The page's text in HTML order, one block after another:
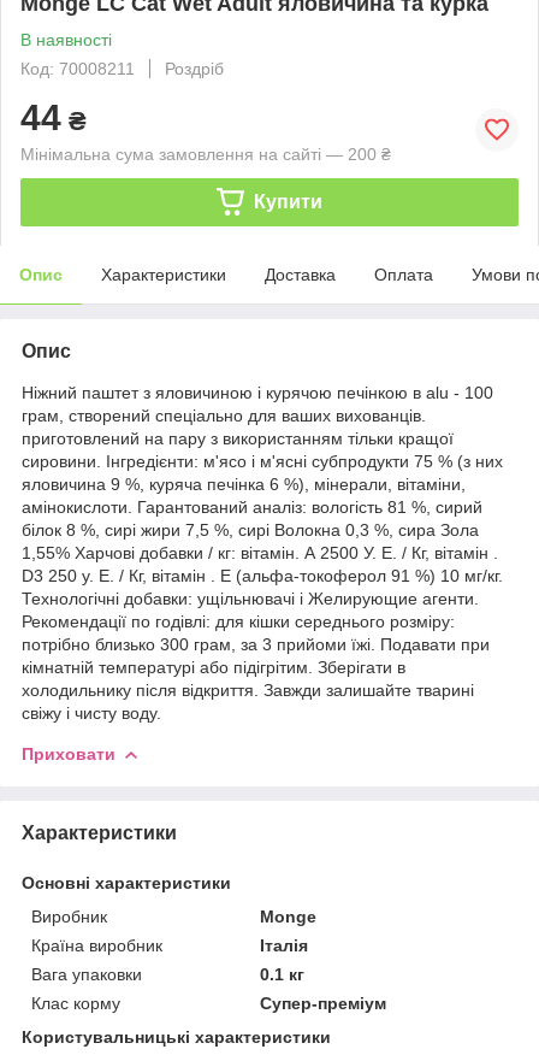
В наявності
Код: 70008211
Роздріб
44 ₴
Мінімальна сума замовлення на сайті — 200 ₴
Купити
Опис Характеристики Доставка Оплата Умови
Опис
Ніжний паштет з яловичиною і курячою печінкою в alu - 100
грам, створений спеціально для ваших вихованців.
приготовлений на пару з використанням тільки кращої
сировини. Інгредієнти: м'ясо і м'ясні субпродукти 75 % (з них
яловичина 9 %, куряча печінка 6 %), мінерали, вітаміни,
амінокислоти. Гарантований аналіз: вологість 81 %, сирий
білок 8 %, сирі жири 7,5 %, сирі Волокна 0,3 %, сира Зола
1,55% Харчові добавки / кг: вітамін. А 2500 У. Е. / Кг, вітамін .
D3 250 у. Е. / Кг, вітамін . Е (альфа-токоферол 91 %) 10 мг/кг.
Технологічні добавки: ущільнювачі і Желирующие агенти.
Рекомендації по годівлі: для кішки середнього розміру:
потрібно близько 300 грам, за 3 прийоми їжі. Подавати при
кімнатній температурі або підігрітим. Зберігати в
холодильнику після відкриття. Завжди залишайте тварині
свіжу і чисту воду.
Приховати
Характеристики
Основні характеристики
Виробник
Monge
Країна виробник
Італія
Вага упаковки
0.1 кг
Клас корму
Супер-преміум
Користувальницькі характеристики